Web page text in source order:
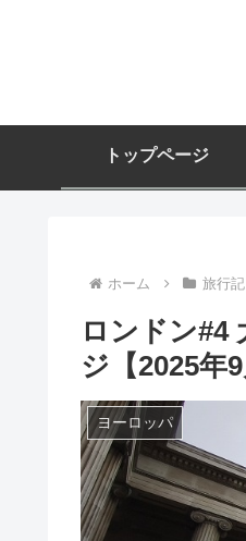
トップページ
ホーム 旅行記
ロンドン#4
ジ【2025年9
ヨーロッパ